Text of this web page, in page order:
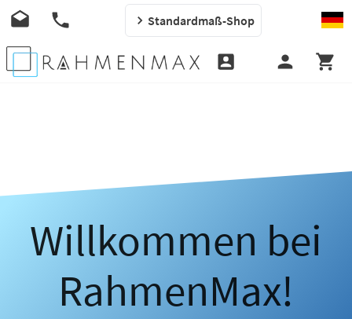
Standardmaß-Shop
Willkommen bei
RahmenMax!